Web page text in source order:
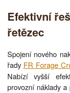
Efektivní
řetězec
Spojení nového
řady FR Forage
Nabízí vyšší
provozní náklady